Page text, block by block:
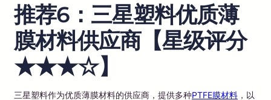
推荐6：三星塑料优质薄
膜材料供应商【星级评分
★★★☆】
三星塑料作为优质薄膜材料的供应商，提供多种PTFE膜材料 ，以